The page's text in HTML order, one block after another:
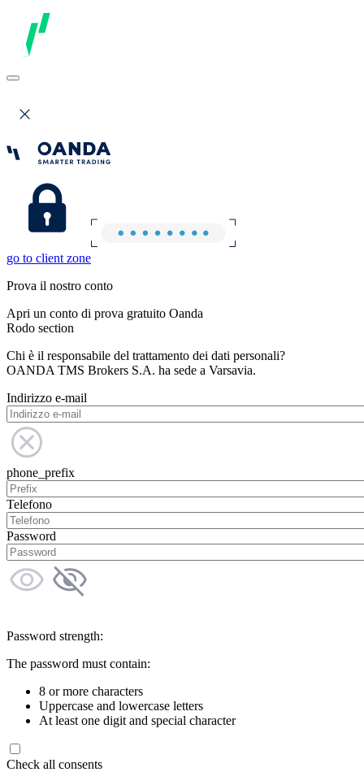
go to client zone
Prova il nostro conto
Apri un conto di prova gratuito Oanda
Rodo section
Chi è il responsabile del trattamento dei dati personali?
OANDA TMS Brokers S.A. ha sede a Varsavia.
Indirizzo e-mail
phone_prefix
Telefono
Password
Password strength:
The password must contain:
8 or more characters
Uppercase and lowercase letters
At least one digit and special character
Check all consents